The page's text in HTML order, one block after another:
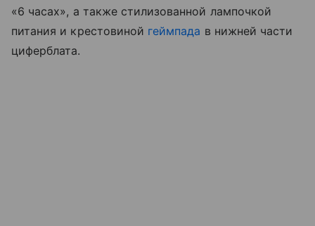
«6 часах», а также стилизованной лампочкой
питания и крестовиной геймпада в нижней части
циферблата.